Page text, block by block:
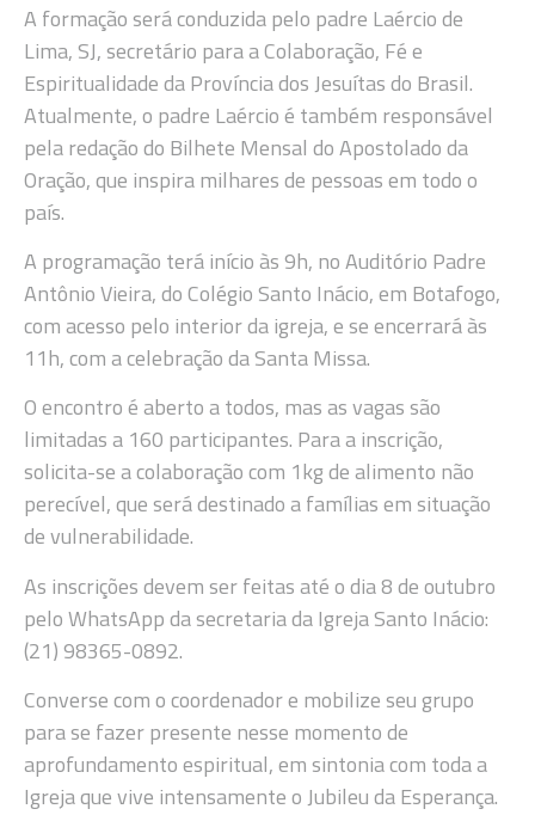
A formação será conduzida pelo padre Laércio de
Lima, SJ, secretário para a Colaboração, Fé e
Espiritualidade da Província dos Jesuítas do Brasil.
Atualmente, o padre Laércio é também responsável
pela redação do Bilhete Mensal do Apostolado da
Oração, que inspira milhares de pessoas em todo o
país.
A programação terá início às 9h, no Auditório Padre
Antônio Vieira, do Colégio Santo Inácio, em Botafogo,
com acesso pelo interior da igreja, e se encerrará às
11h, com a celebração da Santa Missa.
O encontro é aberto a todos, mas as vagas são
limitadas a 160 participantes. Para a inscrição,
solicita-se a colaboração com 1kg de alimento não
perecível, que será destinado a famílias em situação
de vulnerabilidade.
As inscrições devem ser feitas até o dia 8 de outubro
pelo WhatsApp da secretaria da Igreja Santo Inácio:
(21) 98365-0892.
Converse com o coordenador e mobilize seu grupo
para se fazer presente nesse momento de
aprofundamento espiritual, em sintonia com toda a
Igreja que vive intensamente o Jubileu da Esperança.